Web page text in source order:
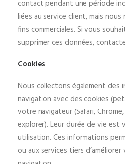
contact pendant une période
liées au service client, mais
fins commerciales. Si vous
supprimer ces données,
Cookies
Nous collectons également des
navigation avec des cookies
votre navigateur (Safari,
explorer). Leur durée de vie est
utilisation. Ces informations
ou aux services tiers